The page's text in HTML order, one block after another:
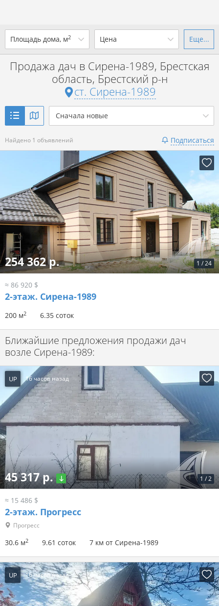
Площадь дома, м2
от до
Показать 1 объявление
Цена
от до
р. за всё
Еще...
Продажа дач в Сирена-1989, Брестская
область, Брестский р-н
ст. Сирена-1989
Сначала новые
Найдено 1 объявлений Подписаться
1 /24
254 362 р.
≈ 86 920 $
2-этаж. Сирена-1989
200 м2 6.35 соток
Ближайшие предложения продажи дач
возле Сирена-1989:
UP 16 часов назад
1 /2
45 317 р.
≈ 15 486 $
2-этаж. Прогресс
Прогресс
30.6 м2 9.61 соток 7 км от Сирена-1989
UP 16 часов назад
Ваш город -ст. Сирена-1989?
Да Выбрать город